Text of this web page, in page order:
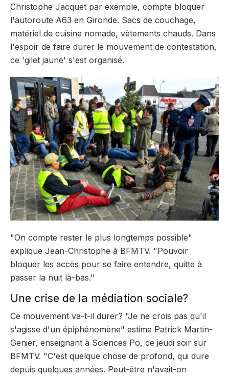
Christophe Jacquet par exemple, compte bloquer
l'autoroute A63 en Gironde. Sacs de couchage,
matériel de cuisine nomade, vêtements chauds. Dans
l'espoir de faire durer le mouvement de contestation,
ce 'gilet jaune' s'est organisé.
"On compte rester le plus longtemps possible"
explique Jean-Christophe à BFMTV. "Pouvoir
bloquer les accès pour se faire entendre, quitte à
passer la nuit là-bas."
Une crise de la médiation sociale?
Ce mouvement va-t-il durer? "Je ne crois pas qu'il
s'agisse d'un épiphénomène" estime Patrick Martin-
Genier, enseignant à Sciences Po, ce jeudi soir sur
BFMTV. "C'est quelque chose de profond, qui dure
depuis quelques années. Peut-être n'avait-on